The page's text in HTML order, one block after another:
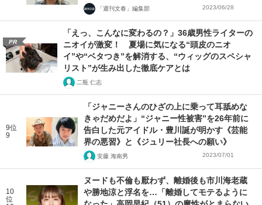
「週刊文春」編集部 2023/06/28
PR
「えっ、こんなに変わるの？」36歳男性ライターの
ニオイが激変！ 夏場に気になる“頭皮のニオ
イ”や“ベタつき”を解消する、“ウィッグのスペシャ
リスト”が生み出した徹底ケアとは
二瓶 仁志
9位
9
「ジャニーさんのひざの上に乗って耳舐めな
きゃだめだよ」“ジャニー性被害”を26年前に
告白した元アイドル・豊川誕が明かす《芸能
界の悪習》と《ジュリー社長への願い》
安藤 海南男 2023/07/01
10
位
ヌードも不倫も厭わず、離婚後も市川海老蔵
や勝地涼と浮名を…「離婚してモテるように